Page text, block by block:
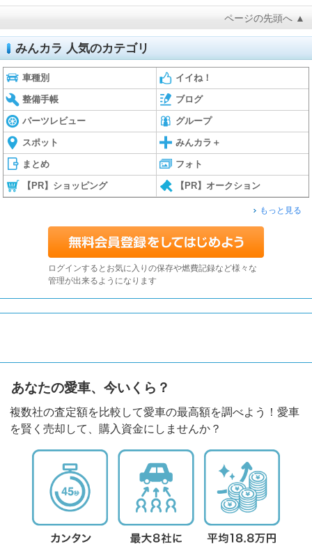
ページの先頭へ ▲
みんカラ 人気のカテゴリ
車種別 イイね！
整備手帳 ブログ
パーツレビュー グループ
スポット みんカラ＋
まとめ フォト
【PR】ショッピング 【PR】オークション
もっと見る
ログインするとお気に入りの保存や燃費記録など様々な
管理が出来るようになります
あなたの愛車、今いくら？
複数社の査定額を比較して愛車の最高額を調べよう！愛車
を賢く売却して、購入資金にしませんか？